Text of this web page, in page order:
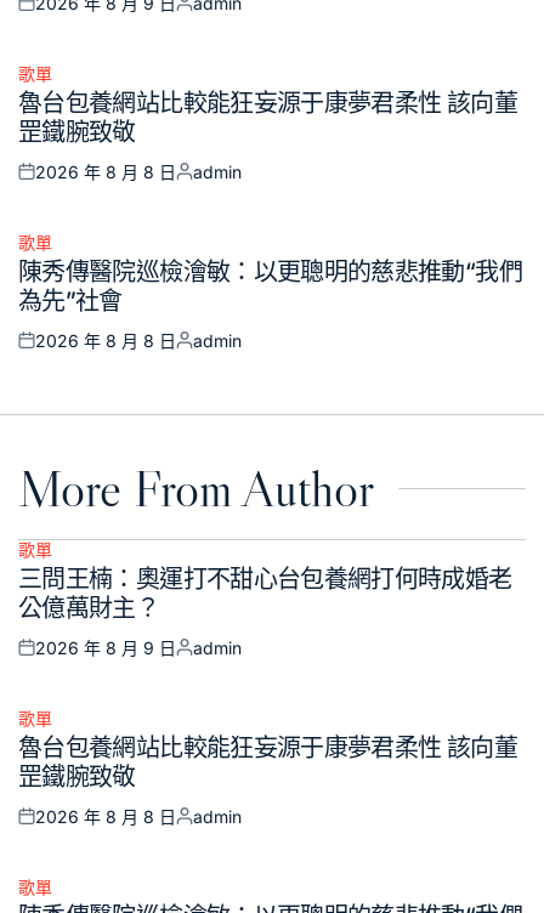
Posted
Posted
Posted
in
歌單
魯台包養網站比較能狂妄源于康夢君柔性 該向董
罡鐵腕致敬
Posted
2026 年 8 月 8 日
Posted
admin
Posted
in
歌單
陳秀傳醫院巡檢澮敏：以更聰明的慈悲推動“我們
為先”社會
Posted
2026 年 8 月 8 日
Posted
admin
More From Author
Posted
in
歌單
三問王楠：奧運打不甜心台包養網打何時成婚老
公億萬財主？
Posted
2026 年 8 月 9 日
Posted
admin
Posted
in
歌單
魯台包養網站比較能狂妄源于康夢君柔性 該向董
罡鐵腕致敬
Posted
2026 年 8 月 8 日
Posted
admin
Posted
歌單